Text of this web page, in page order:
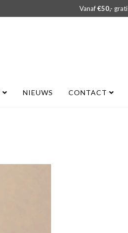
Vanaf€50,-
NIEUWS CONTACT